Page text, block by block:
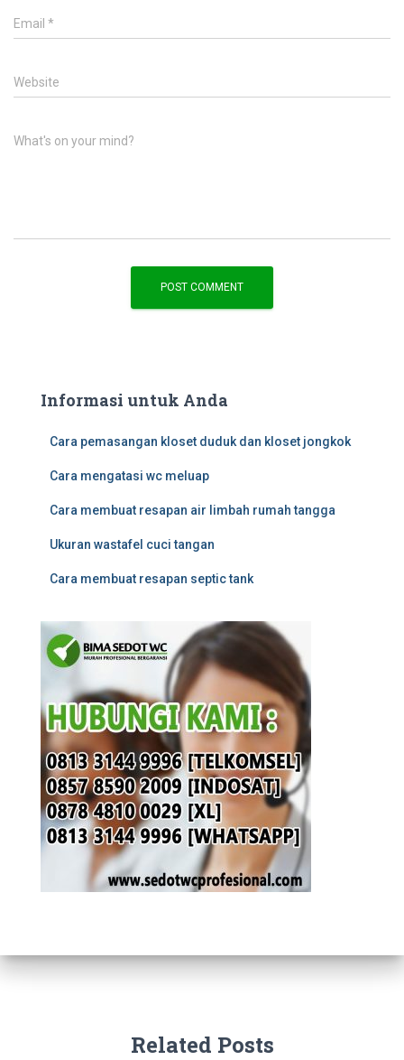
Email *
Website
What's on your mind?
Informasi untuk Anda
Cara pemasangan kloset duduk dan kloset jongkok
Cara mengatasi wc meluap
Cara membuat resapan air limbah rumah tangga
Ukuran wastafel cuci tangan
Cara membuat resapan septic tank
Related Posts